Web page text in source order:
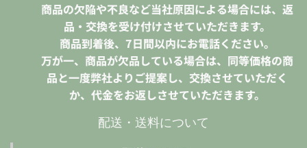
商品の欠陥や不良など当社原因による場合には、返
品・交換を受け付けさせていただきます。
商品到着後、7日間以内にお電話ください。
万が一、商品が欠品している場合は、同等価格の商
品と一度弊社よりご提案し、交換させていただく
か、代金をお返しさせていただきます。
配送・送料について